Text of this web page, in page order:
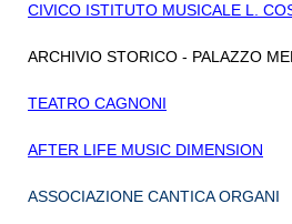
CIVICO ISTITUTO MUSICALE L.
ARCHIVIO STORICO - PALAZZO
TEATRO CAGNONI
AFTER LIFE MUSIC DIMENSION
ASSOCIAZIONE CANTICA ORGANI